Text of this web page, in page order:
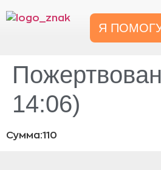
Я
14:06)
Сумма:110